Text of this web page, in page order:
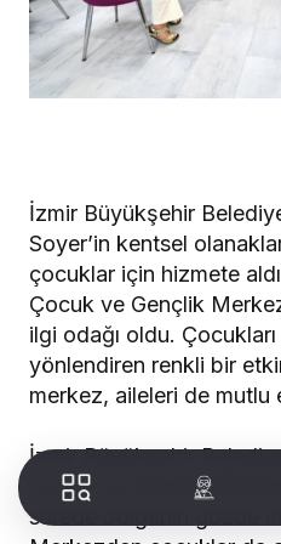
İzmir Büyükşehir
Soyer’in kentsel
çocuklar için hizmete
Çocuk ve Gençlik
ilgi odağı oldu.
yönlendiren renkli bir
merkez, aileleri de mutlu
İzmir Büyükşehir
Çocuk ve Gençlik
sürede bölgenin gözde